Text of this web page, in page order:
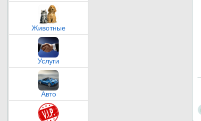
Животные
Услуги
Авто